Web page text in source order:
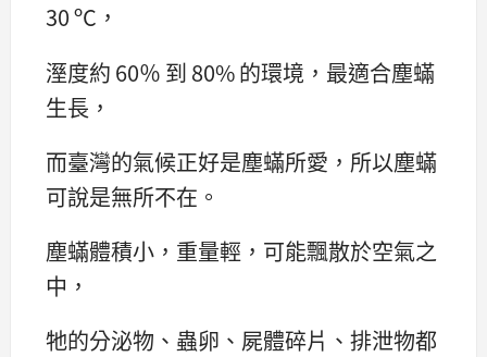
30 ºC，
溼度約 60％ 到 80% 的環境，最適合塵蟎
生長，
而臺灣的氣候正好是塵蟎所愛，所以塵蟎
可說是無所不在。
塵蟎體積小，重量輕，可能飄散於空氣之
中，
牠的分泌物、蟲卵、屍體碎片、排泄物都